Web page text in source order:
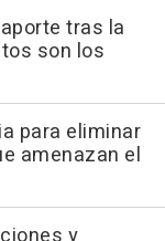
tras la
son los
para eliminar
amenazan el